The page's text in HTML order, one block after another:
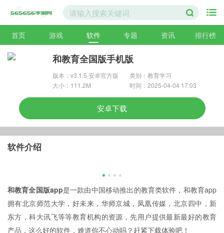
首页 游戏 软件 专题 资讯 排行榜
和教育全国版手机版
版本：v3.1.5 安卓官方版
类别：教育学习
大小：111.2M
时间：2025-04-04 17:03
安卓下载
软件介绍
和教育全国版app是一款由中国移动推出的教育类软件，和教育app
拥有北京师范大学，好未来，华师京城，凤凰传媒，北京四中，新
东方，科大讯飞等等教育机构的资源，先用户提供最新最好的教育
产品，这么好的软件，难道你不心动吗？赶紧下载体验吧！